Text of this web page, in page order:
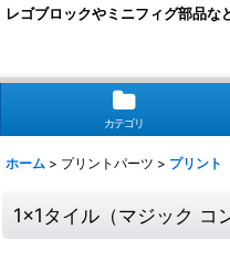
レゴブロックやミニフィグ部品な
カテゴリ
ホーム > プリントパーツ > プリント
1x1タイル（マジック コ